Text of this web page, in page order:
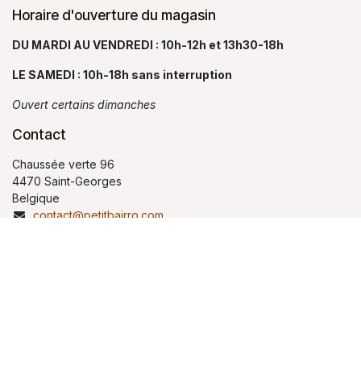
Horaire d'ouverture du magasin
DU MARDI AU VENDREDI : 10h-12h et 13h30-18h
LE SAMEDI : 10h-18h sans interruption
Ouvert certains dimanches
Contact
Chaussée verte 96
4470 Saint-Georges
Belgique
contact@petitbairro.com